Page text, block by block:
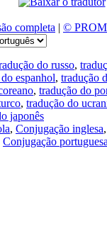
completa | ©
do russo,
espanhol, tradução
, tradução do
, tradução do
japonês
, Conjugação inglesa,
Conjugação portuguesa